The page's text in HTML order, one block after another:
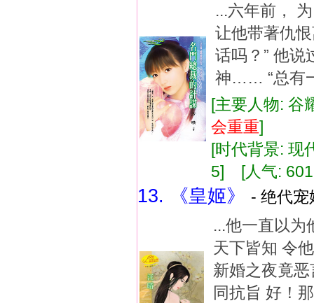
...六年前，
让他带著仇
话吗？” 他说
神…… “总有
[主要人物:
会重重]
[时代背景:
5] [人气:
13. 《皇姬》
- 绝代
...他一直以为
天下皆知 令
新婚之夜竟
同抗旨 好！